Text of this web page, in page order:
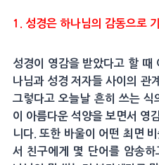
1. 성경은 하나님의 감동으로
성경이 영감을 받았다고 할 때
나님과 성경 저자들 사이의 관
그렇다고 오늘날 흔히 쓰는
이 아름다운 석양을 보면서 영
니다. 또한 바울이 어떤 최면
서 친구에게 몇 단어를 암송